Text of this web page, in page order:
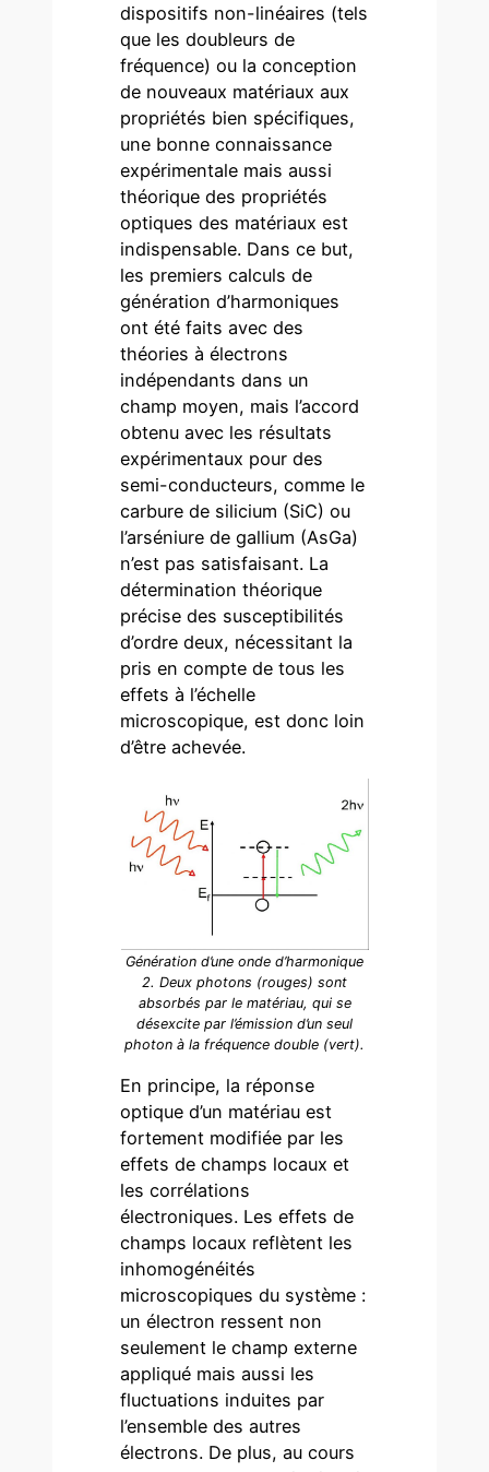
dispositifs non-linéaires (tels
que les doubleurs de
fréquence) ou la conception
de nouveaux matériaux aux
propriétés bien spécifiques,
une bonne connaissance
expérimentale mais aussi
théorique des propriétés
optiques des matériaux est
indispensable. Dans ce but,
les premiers calculs de
génération d’harmoniques
ont été faits avec des
théories à électrons
indépendants dans un
champ moyen, mais l’accord
obtenu avec les résultats
expérimentaux pour des
semi-conducteurs, comme le
carbure de silicium (SiC) ou
l’arséniure de gallium (AsGa)
n’est pas satisfaisant. La
détermination théorique
précise des susceptibilités
d’ordre deux, nécessitant la
pris en compte de tous les
effets à l’échelle
microscopique, est donc loin
d’être achevée.
Génération d’une onde d’harmonique
2. Deux photons (rouges) sont
absorbés par le matériau, qui se
désexcite par l’émission d’un seul
photon à la fréquence double (vert).
En principe, la réponse
optique d’un matériau est
fortement modifiée par les
effets de champs locaux et
les corrélations
électroniques. Les effets de
champs locaux reflètent les
inhomogénéités
microscopiques du système :
un électron ressent non
seulement le champ externe
appliqué mais aussi les
fluctuations induites par
l’ensemble des autres
électrons. De plus, au cours